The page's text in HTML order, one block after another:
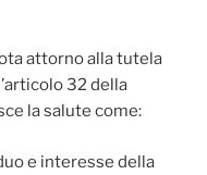
attorno alla tutela
32 della
la salute come:
e interesse della